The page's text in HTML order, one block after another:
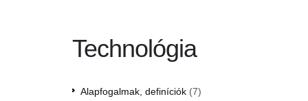
Technológia
Alapfogalmak, definíciók(7)